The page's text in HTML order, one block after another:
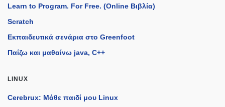
Learn to Program. For Free. (Online Βιβλία)
Scratch
Εκπαιδευτικά σενάρια στο Greenfoot
Παίζω και μαθαίνω java, C++
LINUX
Cerebrux: Μάθε παιδί μου Linux